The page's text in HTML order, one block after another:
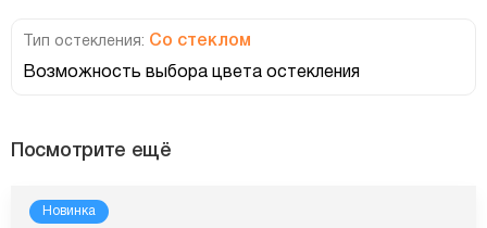
Тип остекления: Со стеклом
Возможность выбора цвета остекления
Посмотрите ещё
Новинка